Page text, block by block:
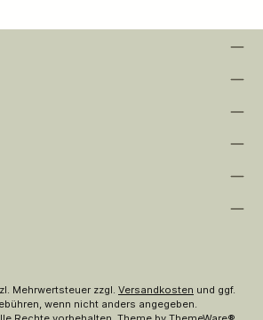
Mehrwertsteuer zzgl. Versandkosten und ggf.
wenn nicht anders angegeben.